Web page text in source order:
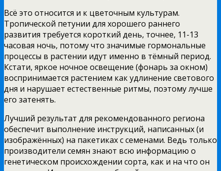
Всё это относится и к цветочным культурам.
Тропической петунии для хорошего раннего
развития требуется короткий день, точнее, 11-13
часовая ночь, потому что значимые гормональные
процессы в растении идут именно в тёмный период.
Кстати, яркое ночное освещение (фонарь за окном)
воспринимается растением как удлинение светового
дня и нарушает естественные ритмы, поэтому лучше
его затенять.
Лучший результат для рекомендованного региона
обеспечит выполнение инструкций, написанных (и
изображённых) на пакетиках с семенами. Ведь только
производители семян знают всю информацию о
генетическом происхождении сорта, как и на что он